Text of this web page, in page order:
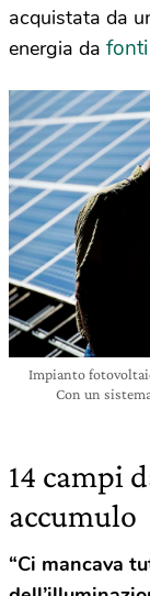
acquistata da
energia da
Impianto
Con un
14 campi
accumulo
“Ci mancava